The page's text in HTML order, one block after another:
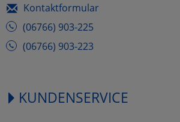
Kontaktformular
(06766) 903-225
(06766) 903-223
KUNDENSERVICE